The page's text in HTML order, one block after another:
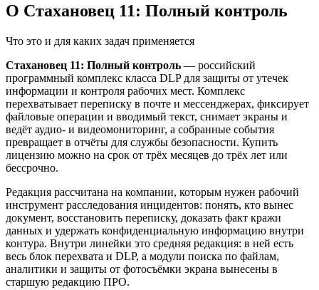
О Стахановец 11: Полный контроль
Что это и для каких задач применяется
Стахановец 11: Полный контроль — российский
программный комплекс класса DLP для защиты от утечек
информации и контроля рабочих мест. Комплекс
перехватывает переписку в почте и мессенджерах, фиксирует
файловые операции и вводимый текст, снимает экраны и
ведёт аудио- и видеомониторинг, а собранные события
превращает в отчёты для службы безопасности. Купить
лицензию можно на срок от трёх месяцев до трёх лет или
бессрочно.
Редакция рассчитана на компании, которым нужен рабочий
инструмент расследования инцидентов: понять, кто вынес
документ, восстановить переписку, доказать факт кражи
данных и удержать конфиденциальную информацию внутри
контура. Внутри линейки это средняя редакция: в ней есть
весь блок перехвата и DLP, а модули поиска по файлам,
аналитики и защиты от фотосъёмки экрана вынесены в
старшую редакцию ПРО.